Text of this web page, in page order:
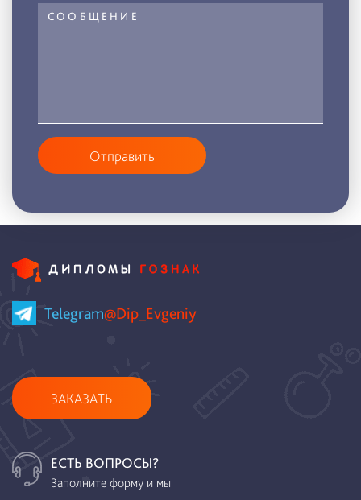
Отправить
Telegram@Dip_Evgeniy
ЗАКАЗАТЬ
ЕСТЬ ВОПРОСЫ?
Заполните форму и мы